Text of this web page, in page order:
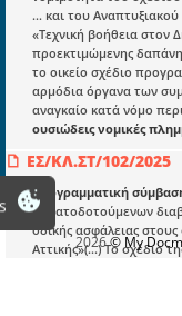
… και του
«Τεχνική βοήθεια στον
προεκτιμώμενης
το οικείο σχέδιο
αρμόδια όργανα των
αναγκαίο κατά νόμο
ουσιώδεις νομικές
ΕΣ/ΚΛ.ΣΤ/102/2025
Προγραμματική
σηματοδοτούμενων
οδικής ασφάλειας
Αττικής»(...) To σχέδιο
Εγγραφή
Οδηγίες Εγγραφής
Βοηθός Αναζήτησης
Οροι χρησης ιστοτοπου
2026© My